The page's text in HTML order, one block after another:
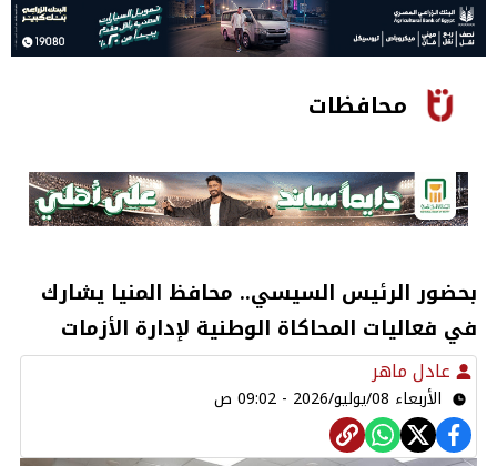
محافظات
بحضور الرئيس السيسي.. محافظ المنيا يشارك
في فعاليات المحاكاة الوطنية لإدارة الأزمات
عادل ماهر
الأربعاء 08/يوليو/2026 - 09:02 ص